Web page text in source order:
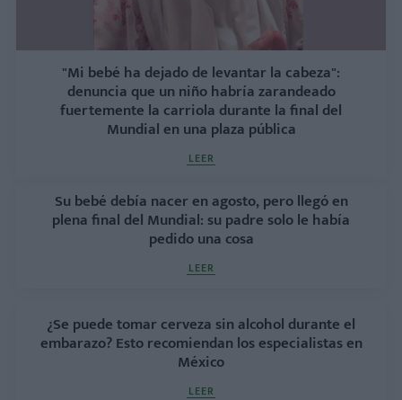
"Mi bebé ha dejado de levantar la cabeza":
denuncia que un niño habría zarandeado
fuertemente la carriola durante la final del
Mundial en una plaza pública
LEER
Su bebé debía nacer en agosto, pero llegó en
plena final del Mundial: su padre solo le había
pedido una cosa
LEER
¿Se puede tomar cerveza sin alcohol durante el
embarazo? Esto recomiendan los especialistas en
México
LEER